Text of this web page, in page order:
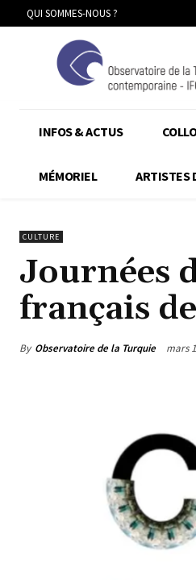
QUI SOMMES-NOUS ?
INFOS & ACTUS
MÉMORIEL ARTISTES
CULTURE
Journées
français
By Observatoire de la Turquie mars